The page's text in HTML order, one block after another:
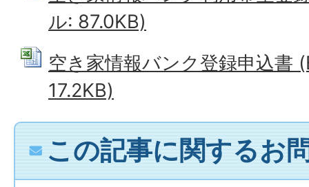
ル: 87.0KB)
空き家情報バンク登録申込書
17.2KB)
この記事に関するお